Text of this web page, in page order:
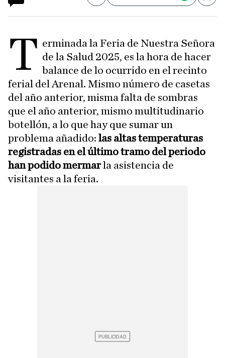
T erminada la Feria de Nuestra Señora
de la Salud 2025, es la hora de hacer
balance de lo ocurrido en el recinto
ferial del Arenal. Mismo número de casetas
del año anterior, misma falta de sombras
que el año anterior, mismo multitudinario
botellón, a lo que hay que sumar un
problema añadido: las altas temperaturas
registradas en el último tramo del periodo
han podido mermarla asistencia de
visitantes a la feria.